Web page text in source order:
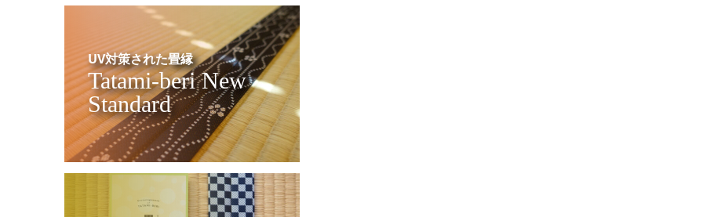
UV対策された畳縁
Tatami-beri New
Standard